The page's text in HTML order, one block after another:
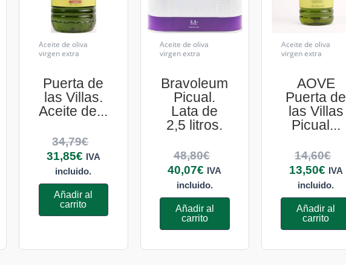
Aceite de oliva
virgen extra
Puerta de
las Villas.
Aceite de...
34,79€
31,85€ IVA
incluido.
Añadir al
carrito
Aceite de oliva
virgen extra
Bravoleum
Picual.
Lata de
2,5 litros.
48,80€
40,07€ IVA
incluido.
Añadir al
carrito
Aceite de oliva
virgen extra
AOVE
Puerta de
las Villas
Picual...
14,60€
13,50€ IVA
incluido.
Añadir al
carrito